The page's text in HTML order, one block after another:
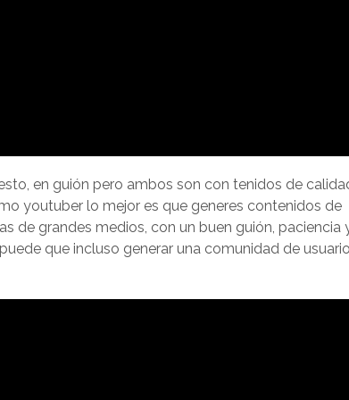
en guión pero ambos son con tenidos de
youtuber lo mejor es que generes contenidos de
de grandes medios, con un buen guión, paciencia
que incluso generar una comunidad de